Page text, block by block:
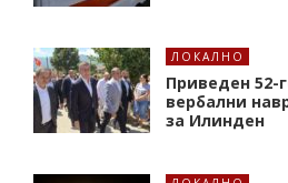
ЛОКАЛНО
Приведен
вербални
за Илинден